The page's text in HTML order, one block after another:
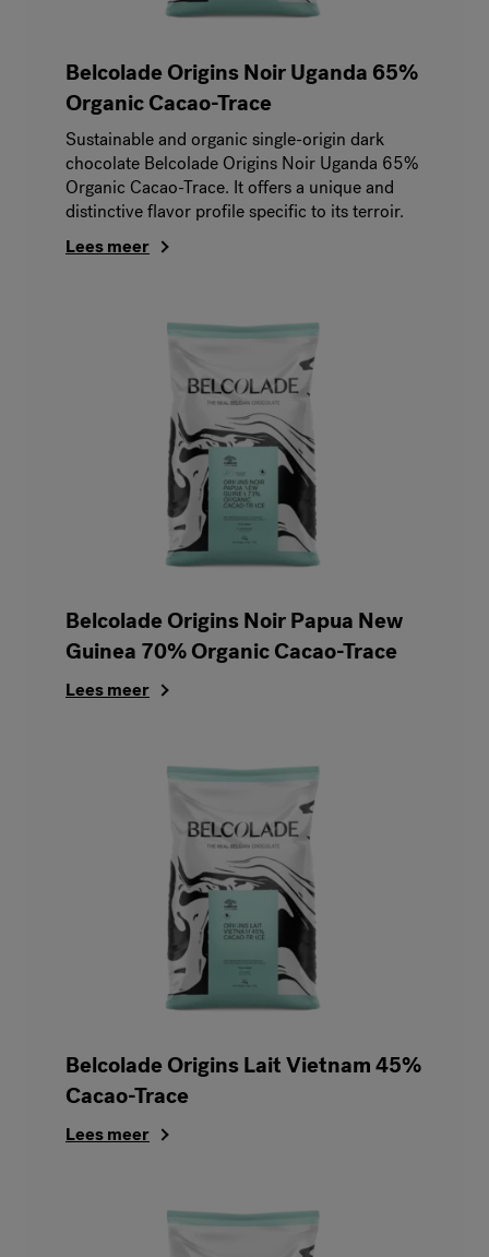
Belcolade Origins Noir Uganda 65%
Organic Cacao-Trace
Sustainable and organic single-origin dark
chocolate Belcolade Origins Noir Uganda 65%
Organic Cacao-Trace. It offers a unique and
distinctive flavor profile specific to its terroir.
Lees meer
Belcolade Origins Noir Papua New
Guinea 70% Organic Cacao-Trace
Lees meer
Belcolade Origins Lait Vietnam 45%
Cacao-Trace
Lees meer